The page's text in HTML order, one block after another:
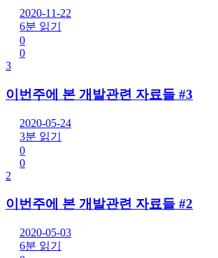
2020-11-22
6분 읽기
0
0
3
이번주에 본 개발관련 자료들 #3
2020-05-24
3분 읽기
0
0
2
이번주에 본 개발관련 자료들 #2
2020-05-03
6분 읽기